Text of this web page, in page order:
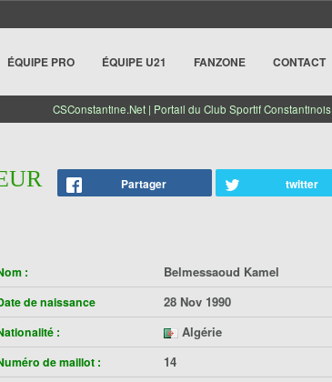
ÉQUIPE PRO ÉQUIPE U21 FANZONE CONTACT
CSConstantine.Net | Portail du Club Sportif Constantinois
Partager twitter
: Belmessaoud Kamel
de naissance 28 Nov 1990
: Algérie
de maillot : 14